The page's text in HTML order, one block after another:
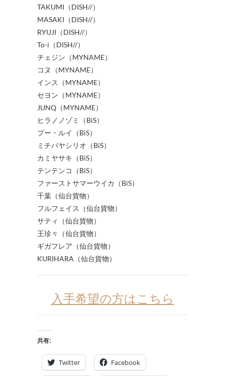
TAKUMI（DISH//）
MASAKI（DISH//）
RYUJI（DISH//）
To-i（DISH//）
チェジン（MYNAME）
コヌ（MYNAME）
インス（MYNAME）
セヨン（MYNAME）
JUNQ（MYNAME）
ヒラノノゾミ（BiS）
プー・ルイ（BiS）
ミチバヤシリオ（BiS）
カミヤサキ（BiS）
テンテンコ（BiS）
ファーストサマーウイカ（BiS）
千葉（仙台貨物）
フルフェイス（仙台貨物）
サティ（仙台貨物）
王珍々（仙台貨物）
ギガフレア（仙台貨物）
KURIHARA（仙台貨物）
入手希望の方はこちら
共有:
Twitter Facebook